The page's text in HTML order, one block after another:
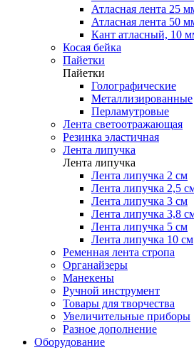
Атласная лента 25
Атласная лента 50
Кант атласный, 10
Косая бейка
Пайетки
Пайетки
Голографические
Металлизированные
Перламутровые
Лента светоотражающая
Резинка эластичная
Лента липучка
Лента липучка
Лента липучка 2 см
Лента липучка 2,5
Лента липучка 3 см
Лента липучка 3,8
Лента липучка 5 см
Лента липучка 10 см
Ременная лента стропа
Органайзеры
Манекены
Ручной инструмент
Товары для творчества
Увеличительные приборы
Разное дополнение
Оборудование